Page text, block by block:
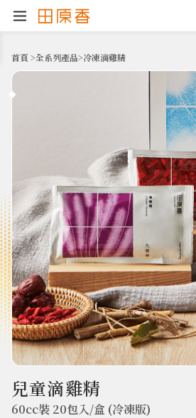
首頁>全系列產品>冷凍滴雞精
兒童滴雞精
60cc裝 20包入/盒 (冷凍版)